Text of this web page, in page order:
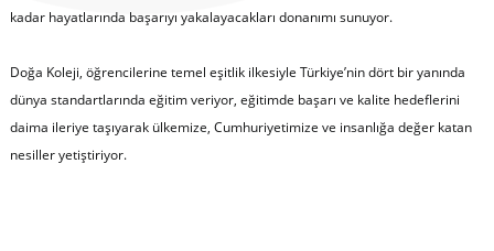
kadar hayatlarında başarıyı yakalayacakları donanımı sunuyor.
Doğa Koleji, öğrencilerine temel eşitlik ilkesiyle Türkiye’nin dört bir yanında
dünya standartlarında eğitim veriyor, eğitimde başarı ve kalite hedeflerini
daima ileriye taşıyarak ülkemize, Cumhuriyetimize ve insanlığa değer katan
nesiller yetiştiriyor.